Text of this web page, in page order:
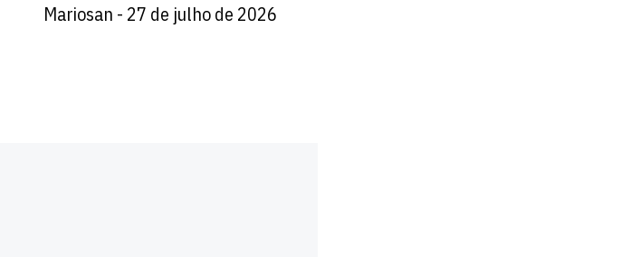
Mariosan - 27 de julho de 2026